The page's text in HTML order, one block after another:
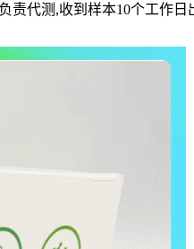
代测,收到样本10个工作日